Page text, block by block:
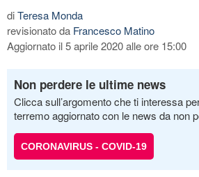
diTeresa Monda
revisionato da Francesco Matino
Aggiornato il 5 aprile 2020 alle ore 15:00
Non perdere le ultime news
Clicca sull’argomento che ti interessa
terremo aggiornato con le news da non
CORONAVIRUS - COVID-19